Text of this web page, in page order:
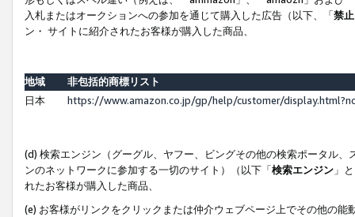
入札またはオークションへの参加を通じて購入した広告（以下、「禁
ン・ サイトに紹介されたお客様が購入した商品、
地域
非包括的商標リスト
日本
https://www.amazon.co.jp/gp/help/customer/
(d) 検索エンジン（グーグル、ヤフー、ビングその他の検索ポータル
ンのネットワークに参加する一切のサイト）（以下「検索エンジン 」
れたお客様が購入した商品、
(e) お客様がリンクをクリックまたは仲介ウェブページ上でその他の